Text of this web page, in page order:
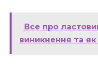
Все про
виникнення та